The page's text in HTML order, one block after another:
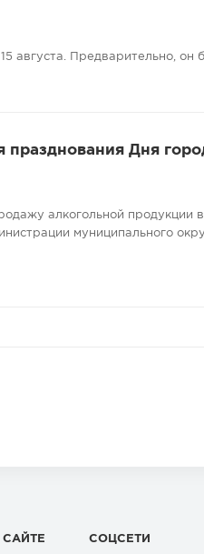
августа. Предварительно, он
празднования Дня
алкогольной продукции
муниципального
СОЦСЕТИ